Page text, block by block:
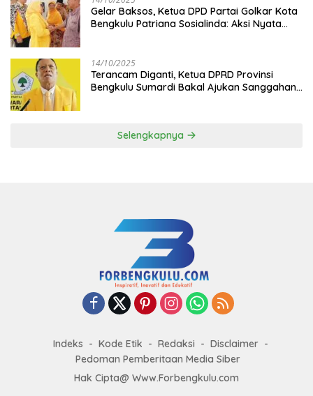
‎Gelar Baksos, Ketua DPD Partai Golkar Kota
Bengkulu Patriana Sosialinda: Aksi Nyata
14/10/2025
Terancam Diganti, Ketua DPRD Provinsi
Bengkulu Sumardi Bakal Ajukan Sanggahan
Selengkapnya
Indeks Kode Etik Redaksi
Disclaimer
Pedoman Pemberitaan Media Siber
Hak Cipta@ Www.Forbengkulu.com